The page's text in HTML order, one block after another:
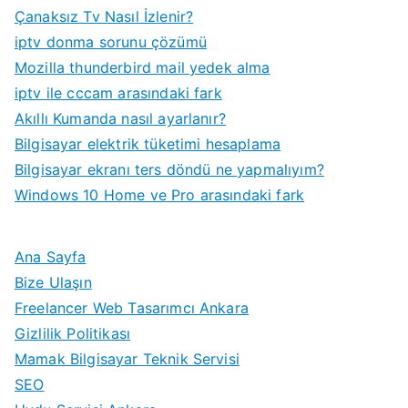
Çanaksız Tv Nasıl İzlenir?
iptv donma sorunu çözümü
Mozilla thunderbird mail yedek alma
iptv ile cccam arasındaki fark
Akıllı Kumanda nasıl ayarlanır?
Bilgisayar elektrik tüketimi hesaplama
Bilgisayar ekranı ters döndü ne yapmalıyım?
Windows 10 Home ve Pro arasındaki fark
Ana Sayfa
Bize Ulaşın
Freelancer Web Tasarımcı Ankara
Gizlilik Politikası
Mamak Bilgisayar Teknik Servisi
SEO